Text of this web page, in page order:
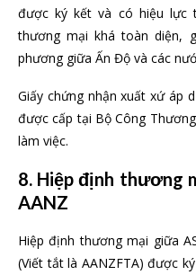
được ký kết và có hiệu lực
thương mại khá toàn diện,
phương giữa Ấn Độ và các
Giấy chứng nhận xuất xứ áp
được cấp tại Bộ Công
làm việc.
8. Hiệp định thương
AANZ
Hiệp định thương mại giữa
(Viết tắt là AANZFTA) được